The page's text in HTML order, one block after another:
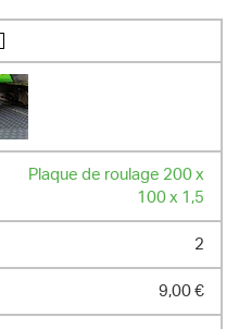
Plaque de roulage 200 x
100 x 1,5
2
9,00 €